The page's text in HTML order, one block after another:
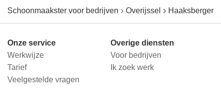
Schoonmaakster voor bedrijven Overijssel Haaksbergen
Onze service
Werkwijze
Tarief
Veelgestelde vragen
Overige diensten
Voor bedrijven
Ik zoek werk